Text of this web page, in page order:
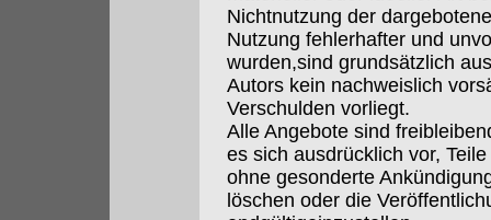
Nichtnutzung der
Nutzung fehlerhafter und
wurden,sind grundsätzlich
Autors kein nachweislich
Verschulden vorliegt.
Alle Angebote sind
es sich ausdrücklich vor,
ohne gesonderte
löschen oder die